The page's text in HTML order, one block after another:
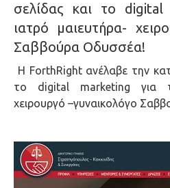
σελίδας και το
ιατρό μαιευτήρα-
Σαββούρα Οδυσσέα!
Η ForthRight ανέλαβε την
το digital marketing για
χειρουργό –γυναικολόγο